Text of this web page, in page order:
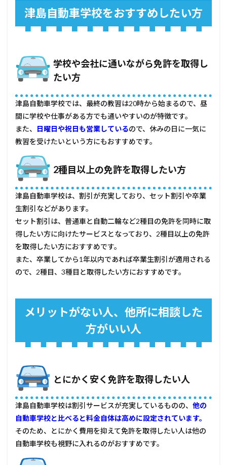
津島自動車学校をおすすめしたい方
学校や会社に通いながら免許を取得し
たい方
津島自動車学校では、最終の教習は20時から始まるので、昼
間に学校や仕事がある方でも通いやすいのが特徴です。
また、
日曜日や祝日も営業しているので、休みの日に一気に
教習を受けたいという方にもおすすめです。
2種目以上の免許を取得したい方
津島自動車学校は、割引が充実しており、セット割引や卒業
生割引などがあります。
セット割引は、普通車と自動二輪など2種目の免許を同時に取
得したい方に向けたサービスとなっており、2種目以上の免許
を取得したい方におすすめです。
また、卒業してから1年以内であれば卒業生割引が適用される
ので、2種目、3種目と取得したい方におすすめです。
メリットがない人、他所に相談した
方がいい人
とにかく安く免許を取得したい人
津島自動車学校は割引サービスが充実しているものの、 他の
自動車学校と比べると料金自体は高めに設定されています。
そのため、とにかく費用を抑えて免許を取得したい人は他の
自動車学校も視野に入れるのがおすすめです。